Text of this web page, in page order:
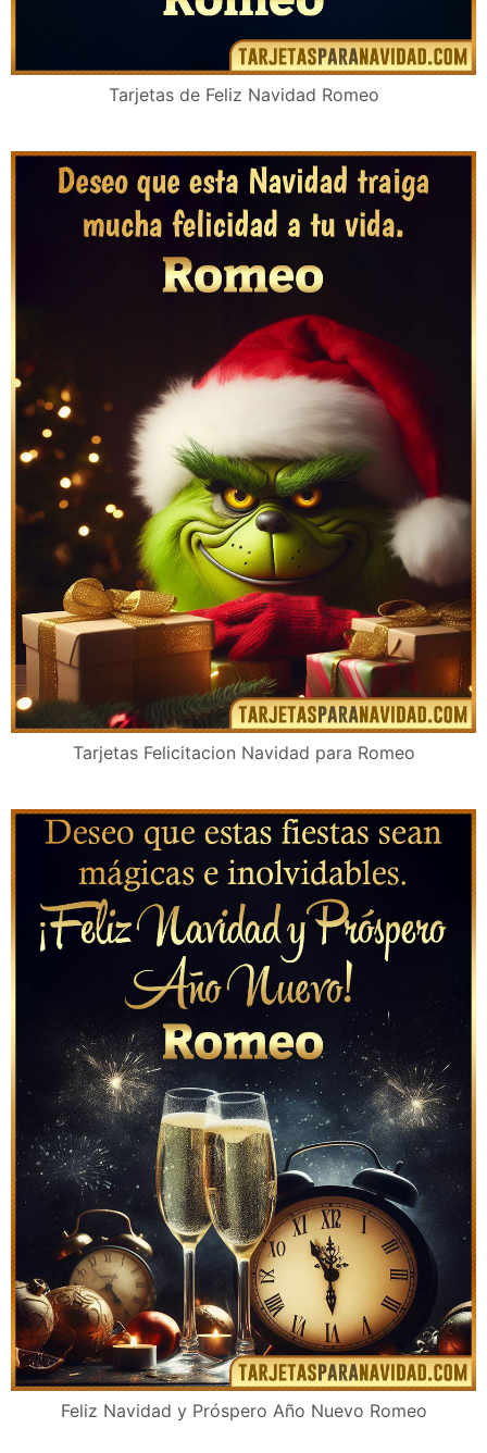
Tarjetas de Feliz Navidad Romeo
Tarjetas Felicitacion Navidad para Romeo
Feliz Navidad y Próspero Año Nuevo Romeo